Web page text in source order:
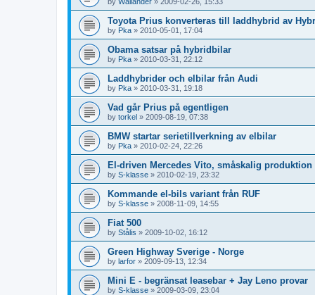
Toyota Prius konverteras till laddhybrid av
by Pka » 2010-05-01, 17:04
Obama satsar på hybridbilar
by Pka » 2010-03-31, 22:12
Laddhybrider och elbilar från Audi
by Pka » 2010-03-31, 19:18
Vad går Prius på egentligen
by torkel » 2009-08-19, 07:38
BMW startar serietillverkning av elbilar
by Pka » 2010-02-24, 22:26
El-driven Mercedes Vito, småskalig produktion
by S-klasse » 2010-02-19, 23:32
Kommande el-bils variant från RUF
by S-klasse » 2008-11-09, 14:55
Fiat 500
by Stålis » 2009-10-02, 16:12
Green Highway Sverige - Norge
by larfor » 2009-09-13, 12:34
Mini E - begränsat leasebar + Jay Leno provar
by S-klasse » 2009-03-09, 23:04